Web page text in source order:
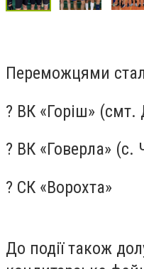
Переможцями
? ВК «Горіш» (смт.
? ВК «Говерла» (с.
? СК «Ворохта»
До події також